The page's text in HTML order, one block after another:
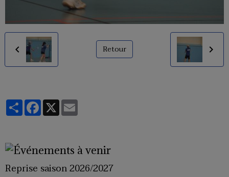
Retour
PartagerFacebook
X
Reprise saison 2026/2027